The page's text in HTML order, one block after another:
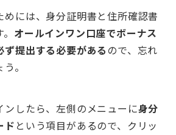
めには、身分証明書と住所確認書
オールインワン口座でボーナス
提出する必要があるので、忘れ
。
ンしたら、左側のメニューに身分
ド という項目があるので、クリッ